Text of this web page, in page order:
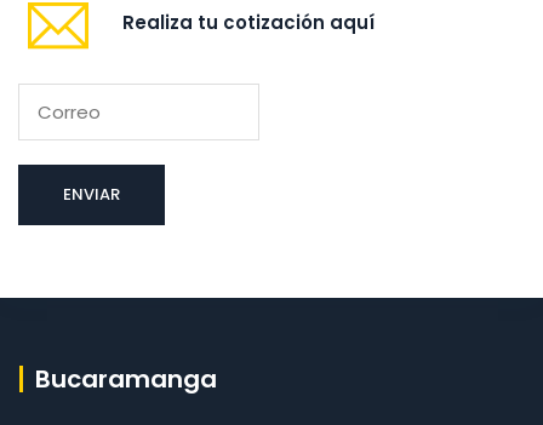
Realiza tu cotización aquí
Bucaramanga